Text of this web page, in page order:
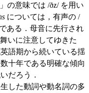
の意味では /ðz/ を用い
については，有声の /
ある．母音に先行され
いに注意してゆきた
語期から続いている揺
十年である明確な傾向
だろう．
した動詞や動名詞の多